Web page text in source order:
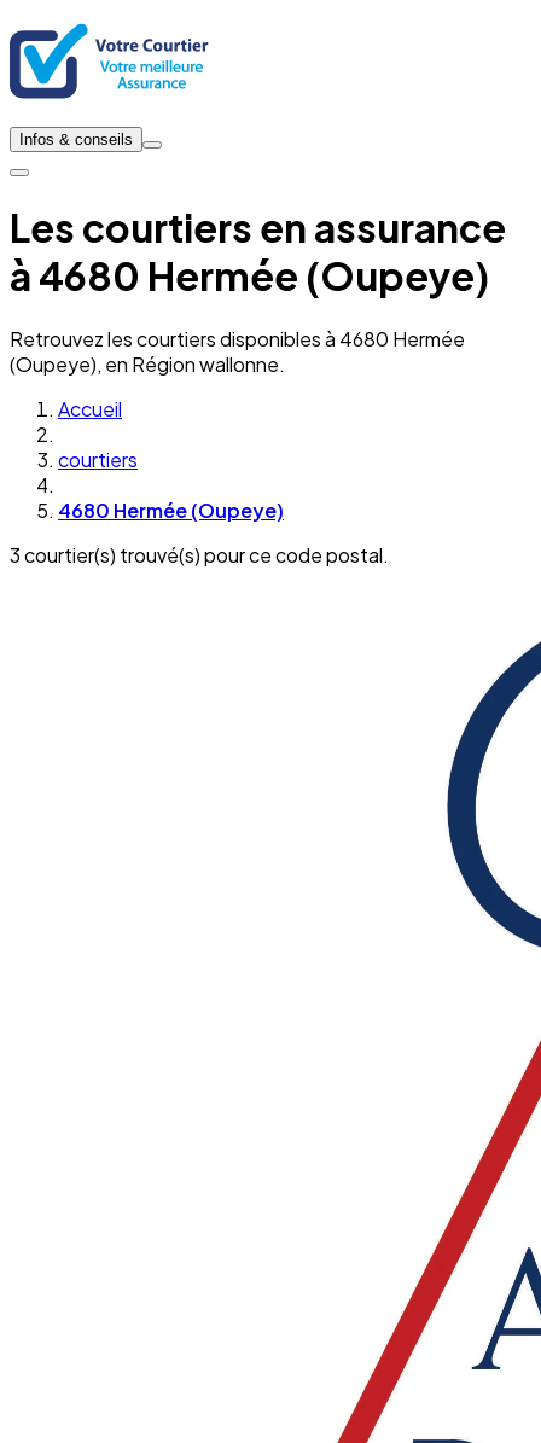
Infos & conseils
Les courtiers en assurance
à 4680 Hermée (Oupeye)
Retrouvez les courtiers disponibles à 4680 Hermée
(Oupeye), en Région wallonne.
Accueil
courtiers
4680 Hermée (Oupeye)
3 courtier(s) trouvé(s) pour ce code postal.